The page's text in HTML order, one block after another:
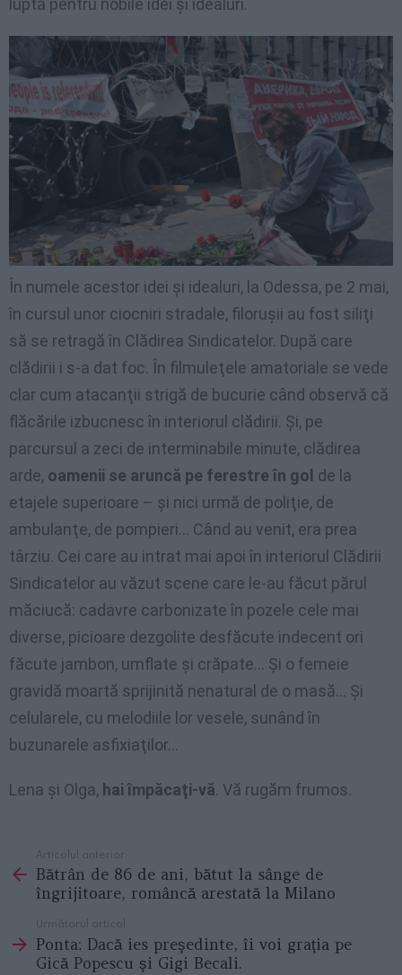
luptă pentru nobile idei şi idealuri.
În numele acestor idei şi idealuri, la Odessa, pe 2 mai,
în cursul unor ciocniri stradale, filoruşii au fost siliţi
să se retragă în Clădirea Sindicatelor. După care
clădirii i s-a dat foc. În filmuleţele amatoriale se vede
clar cum atacanţii strigă de bucurie când observă că
flăcările izbucnesc în interiorul clădirii. Şi, pe
parcursul a zeci de interminabile minute, clădirea
arde, oamenii se aruncă pe ferestre în gol de la
etajele superioare – şi nici urmă de poliţie, de
ambulanţe, de pompieri… Când au venit, era prea
târziu. Cei care au intrat mai apoi în interiorul Clădirii
Sindicatelor au văzut scene care le-au făcut părul
măciucă: cadavre carbonizate în pozele cele mai
diverse, picioare dezgolite desfăcute indecent ori
făcute jambon, umflate şi crăpate… Şi o femeie
gravidă moartă sprijinită nenatural de o masă… Şi
celularele, cu melodiile lor vesele, sunând în
buzunarele asfixiaţilor…
Lena şi Olga, hai împăcaţi-vă. Vă rugăm frumos.
more
Articolul anterior
Bătrân de 86 de ani, bătut la sânge de
îngrijitoare, româncă arestată la Milano
Următorul articol
Ponta: Dacă ies preşedinte, îi voi graţia pe
Gică Popescu şi Gigi Becali.